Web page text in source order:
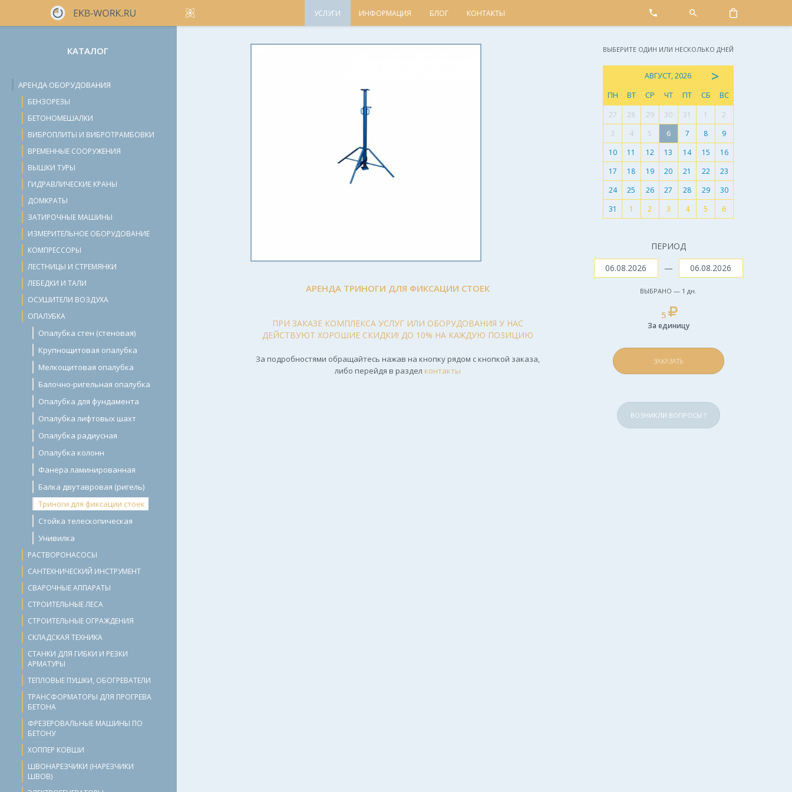
УСЛУГИ ИНФОРМАЦИЯ БЛОГ КОНТАКТЫ
КАТАЛОГ
АРЕНДА ОБОРУДОВАНИЯ
БЕНЗОРЕЗЫ
БЕТОНОМЕШАЛКИ
ВИБРОПЛИТЫ И ВИБРОТРАМБОВКИ
ВРЕМЕННЫЕ СООРУЖЕНИЯ
ВЫШКИ ТУРЫ
ГИДРАВЛИЧЕСКИЕ КРАНЫ
ДОМКРАТЫ
ЗАТИРОЧНЫЕ МАШИНЫ
ИЗМЕРИТЕЛЬНОЕ ОБОРУДОВАНИЕ
КОМПРЕССОРЫ
ЛЕСТНИЦЫ И СТРЕМЯНКИ
ЛЕБЕДКИ И ТАЛИ
ОСУШИТЕЛИ ВОЗДУХА
ОПАЛУБКА
Опалубка стен (стеновая)
Крупнощитовая опалубка
Мелкощитовая опалубка
Балочно-ригельная опалубка
Опалубка для фундамента
Опалубка лифтовых шахт
Опалубка радиусная
Опалубка колонн
Фанера ламинированная
Балка двутавровая (ригель)
Триноги для фиксации стоек
Стойка телескопическая
Унивилка
РАСТВОРОНАСОСЫ
САНТЕХНИЧЕСКИЙ ИНСТРУМЕНТ
СВАРОЧНЫЕ АППАРАТЫ
СТРОИТЕЛЬНЫЕ ЛЕСА
СТРОИТЕЛЬНЫЕ ОГРАЖДЕНИЯ
СКЛАДСКАЯ ТЕХНИКА
СТАНКИ ДЛЯ ГИБКИ И РЕЗКИ
АРМАТУРЫ
ТЕПЛОВЫЕ ПУШКИ, ОБОГРЕВАТЕЛИ
ТРАНСФОРМАТОРЫ ДЛЯ ПРОГРЕВА
БЕТОНА
ФРЕЗЕРОВАЛЬНЫЕ МАШИНЫ ПО
БЕТОНУ
ХОППЕР КОВШИ
ШВОНАРЕЗЧИКИ (НАРЕЗЧИКИ
ШВОВ)
АРЕНДА ТРИНОГИ ДЛЯ ФИКСАЦИИ СТОЕК
ПРИ ЗАКАЗЕ КОМПЛЕКСА УСЛУГ ИЛИ ОБОРУДОВАНИЯ У НАС
ДЕЙСТВУЮТ ХОРОШИЕ СКИДКИ! ДО 10% НА КАЖДУЮ ПОЗИЦИЮ
За подробностями обращайтесь нажав на кнопку рядом с кнопкой заказа,
либо перейдя в раздел контакты
ВЫБЕРИТЕ ОДИН ИЛИ НЕСКОЛЬКО ДНЕЙ
АВГУСТ, 2026 >
ПН ВТ СР ЧТ ПТ СБ
ВС
27
28 29 30 31 1
2
3
4 5 6 7 8
9
10
11 12 13 14 15
16
17
18 19 20 21 22
23
24
25 26 27 28 29
30
31
1 2 3 4 5 6
ПЕРИОД
—
ВЫБРАНО — 1 дн.
5
За единицу
ЗАКАЗАТЬ
ВОЗНИКЛИ ВОПРОСЫ ?